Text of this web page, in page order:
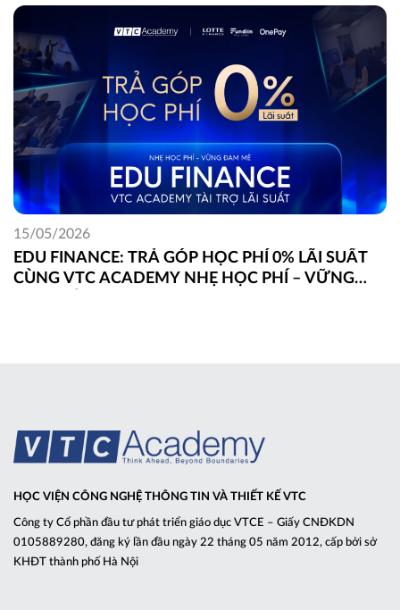
EDU FINANCE: TRẢ GÓP HỌC PHÍ 0% LÃI SUẤT
CÙNG VTC ACADEMY NHẸ HỌC PHÍ – VỮNG
15/05/2026
HỌC VIỆN CÔNG NGHỆ THÔNG TIN VÀ THIẾT KẾ VTC
Công ty Cổ phần đầu tư phát triển giáo dục VTCE – Giấy CNĐKDN
0105889280, đăng ký lần đầu ngày 22 tháng 05 năm 2012, cấp bởi sở
KHĐT thành phố Hà Nội